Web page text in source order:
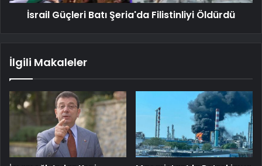
İsrail Güçleri Batı Şeria'da Filistinliyi Öldürdü
İlgili Makaleler